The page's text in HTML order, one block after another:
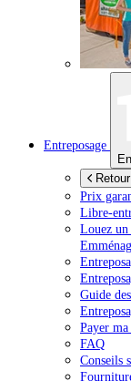
Entreposage
Prix
Libre-
Louez un
Guide
Payer
FAQ
Conseils